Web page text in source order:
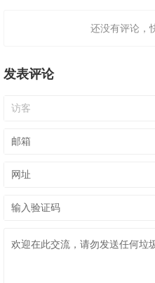
还没有评论，
发表评论